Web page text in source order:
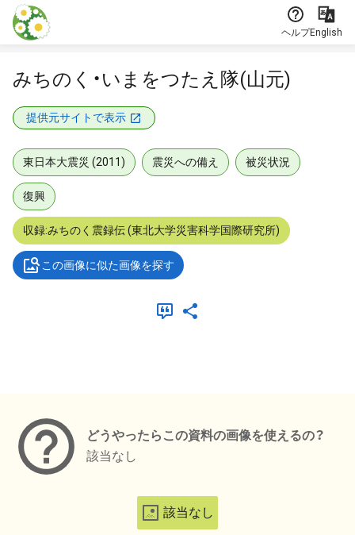
本文に飛ぶ
ヘルプEnglish
みちのく・いまをつたえ隊(山元)
提供元サイトで表示
東日本大震災 (2011) 震災への備え 被災状況
復興
収録:みちのく震録伝 (東北大学災害科学国際研究所)
この画像に似た画像を探す
どうやったらこの資料の画像を使えるの？
該当なし
該当なし